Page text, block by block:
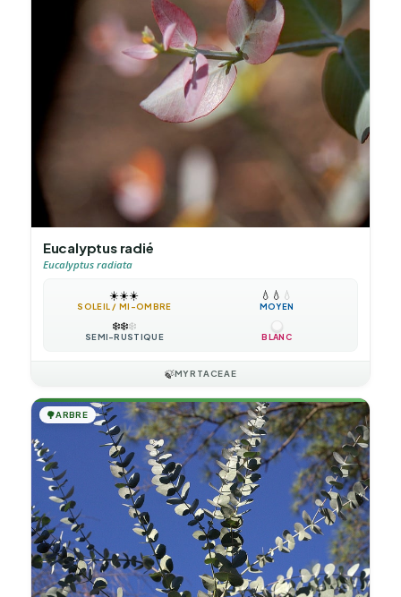
Eucalyptus radié
Eucalyptus radiata
☀️☀️☀️
SOLEIL / MI-OMBRE
💧 💧 💧
MOYEN
❄️❄️❄️
SEMI-RUSTIQUE BLANC
🍃MYRTACEAE
🌳ARBRE